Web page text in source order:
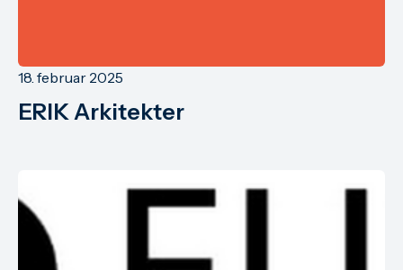
ERIK Arkitekter
18. februar 2025